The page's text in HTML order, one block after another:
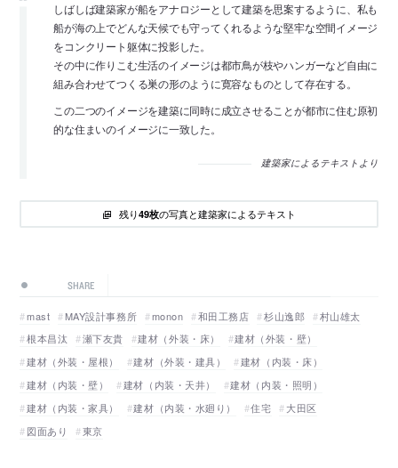
しばしば建築家が船をアナロジーとして建築を思案するように、私も
船が海の上でどんな天候でも守ってくれるような堅牢な空間イメージ
をコンクリート躯体に投影した。
その中に作りこむ生活のイメージは都市鳥が枝やハンガーなど自由に
組み合わせてつくる巣の形のように寛容なものとして存在する。
この二つのイメージを建築に同時に成立させることが都市に住む原初
的な住まいのイメージに一致した。
建築家によるテキストより
残り49枚の写真と建築家によるテキスト
SHARE
mast MAY設計事務所 monon 和田工務店 杉山逸郎
村山雄太
根本昌汰
瀬下友貴 建材（外装・床）
建材（外装・壁）
建材（外装・屋根）
建材（外装・建具）
建材（内装・床）
建材（内装・壁）
建材（内装・天井）
建材（内装・照明）
建材（内装・家具）
建材（内装・水廻り） 住宅
大田区
図面あり
東京